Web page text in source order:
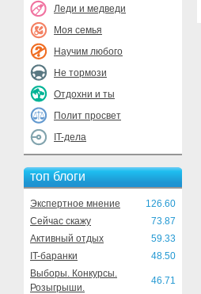
Леди и медведи
Моя семья
Научим любого
Не тормози
Отдохни и ты
Полит просвет
IT-дела
топ блоги
Экспертное мнение
126.60
Сейчас скажу
73.87
Активный отдых
59.33
IT-баранки
48.50
Выборы. Конкурсы.
Розыгрыши.
46.71